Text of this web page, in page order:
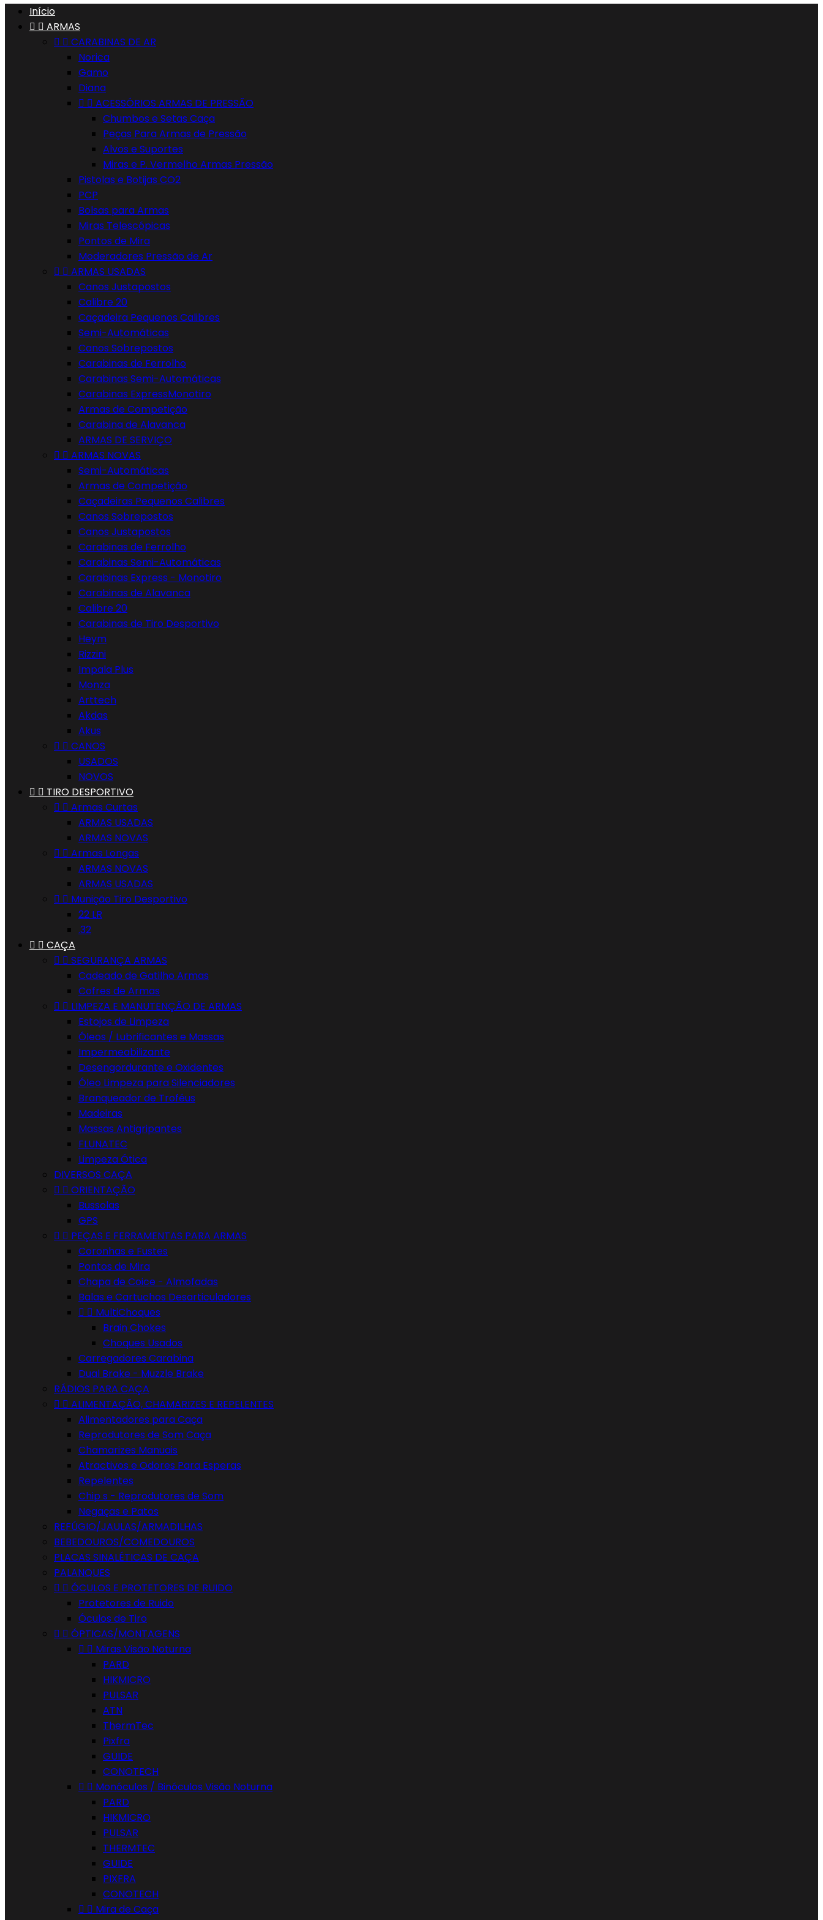
Início
  ARMAS
  CARABINAS DE AR
Norica
Gamo
Diana
  ACESSÓRIOS ARMAS DE PRESSÃO
Chumbos e Setas Caça
Peças Para Armas de Pressão
Alvos e Suportes
Miras e P. Vermelho Armas Pressão
Pistolas e Botijas CO2
PCP
Bolsas para Armas
Miras Telescópicas
Pontos de Mira
Moderadores Pressão de Ar
  ARMAS USADAS
Canos Justapostos
Calibre 20
Caçadeira Pequenos Calibres
Semi-Automáticas
Canos Sobrepostos
Carabinas de Ferrolho
Carabinas Semi-Automáticas
Carabinas ExpressMonotiro
Armas de Competição
Carabina de Alavanca
ARMAS DE SERVIÇO
  ARMAS NOVAS
Semi-Automáticas
Armas de Competição
Caçadeiras Pequenos Calibres
Canos Sobrepostos
Canos Justapostos
Carabinas de Ferrolho
Carabinas Semi-Automáticas
Carabinas Express - Monotiro
Carabinas de Alavanca
Calibre 20
Carabinas de Tiro Desportivo
Heym
Rizzini
Impala Plus
Monza
Arttech
Akdas
Akus
  CANOS
USADOS
NOVOS
  TIRO DESPORTIVO
  Armas Curtas
ARMAS USADAS
ARMAS NOVAS
  Armas Longas
ARMAS NOVAS
ARMAS USADAS
  Munição Tiro Desportivo
22 LR
.32
  CAÇA
  SEGURANÇA ARMAS
Cadeado de Gatilho Armas
Cofres de Armas
  LIMPEZA E MANUTENÇÃO DE ARMAS
Estojos de Limpeza
Óleos / Lubrificantes e Massas
Impermeabilizante
Desengordurante e Oxidentes
Óleo Limpeza para Silenciadores
Branqueador de Troféus
Madeiras
Massas Antigripantes
FLUNATEC
Limpeza Ótica
DIVERSOS CAÇA
  ORIENTAÇÃO
Bussolas
GPS
  PEÇAS E FERRAMENTAS PARA ARMAS
Coronhas e Fustes
Pontos de Mira
Chapa de Coice - Almofadas
Balas e Cartuchos Desarticuladores
  MultiChoques
Brain Chokes
Choques Usados
Carregadores Carabina
Dual Brake - Muzzle Brake
RÁDIOS PARA CAÇA
  ALIMENTAÇÃO, CHAMARIZES E REPELENTES
Alimentadores para Caça
Reprodutores de Som Caça
Chamarizes Manuais
Atractivos e Odores Para Esperas
Repelentes
Chip s - Reprodutores de Som
Negaças e Patos
REFÚGIO/JAULAS/ARMADILHAS
BEBEDOUROS/COMEDOUROS
PLACAS SINALÉTICAS DE CAÇA
PALANQUES
  ÓCULOS E PROTETORES DE RUIDO
Protetores de Ruido
Óculos de Tiro
  ÓPTICAS/MONTAGENS
  Miras Visão Noturna
PARD
HIKMICRO
PULSAR
ATN
ThermTec
Pixfra
GUIDE
CONOTECH
  Monóculos / Binóculos Visão Noturna
PARD
HIKMICRO
PULSAR
THERMTEC
GUIDE
PIXFRA
CONOTECH
  Mira de Caça